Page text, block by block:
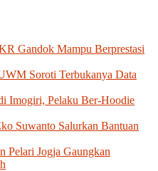
Gandok Mampu Berprestasi
Soroti Terbukanya Data
Imogiri, Pelaku Ber-Hoodie
Suwanto Salurkan Bantuan
Pelari Jogja Gaungkan